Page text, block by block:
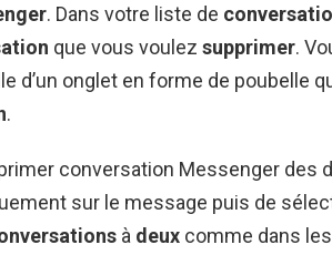
. Dans votre liste de
que vous voulez supprimer.
d’un onglet en forme de poubelle
.
conversation Messenger des
sur le message puis de
à deux comme dans